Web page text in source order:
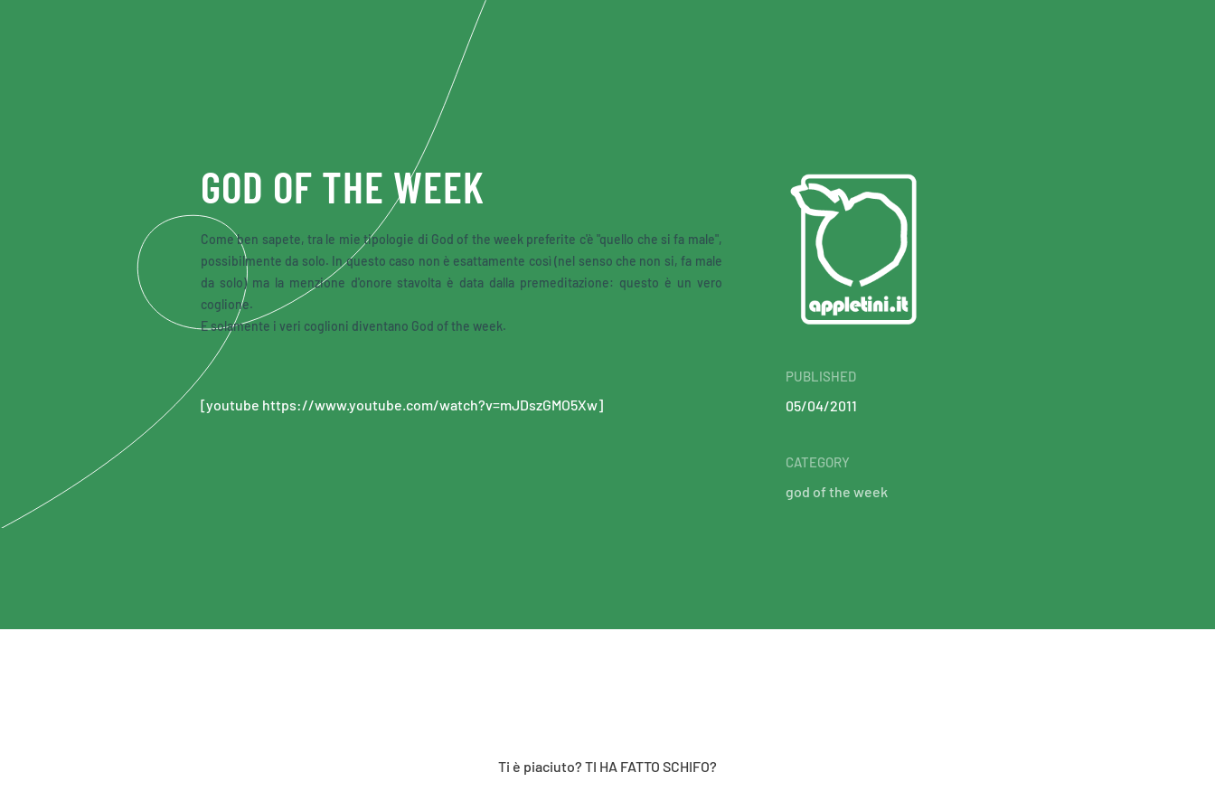
GOD OF THE WEEK
Come ben sapete, tra le mie tipologie di God of the week preferite c'è "quello che si fa male",
possibilmente da solo. In questo caso non è esattamente così (nel senso che non si, fa male
da solo) ma la menzione d'onore stavolta è data dalla premeditazione: questo è un vero
coglione.
E solamente i veri coglioni diventano God of the week.
[youtube https://www.youtube.com/watch?v=mJDszGMO5Xw]
PUBLISHED
05/04/2011
CATEGORY
god of the week
Ti è piaciuto? TI HA FATTO SCHIFO?